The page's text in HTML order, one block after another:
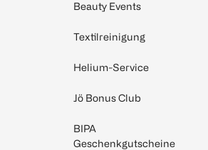
Beauty Events
Textilreinigung
Helium-Service
Jö Bonus Club
BIPA
Geschenkgutscheine